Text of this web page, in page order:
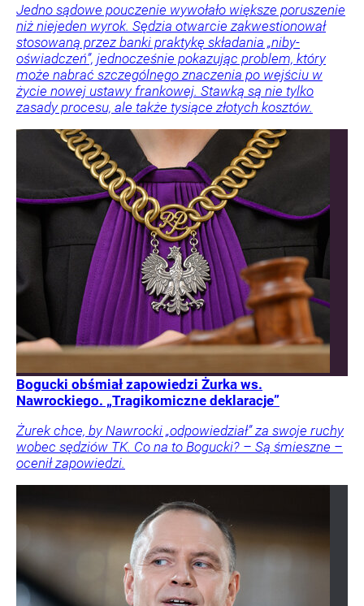
Jedno sądowe pouczenie wywołało większe poruszenie
niż niejeden wyrok. Sędzia otwarcie zakwestionował
stosowaną przez banki praktykę składania „niby-
oświadczeń”, jednocześnie pokazując problem, który
może nabrać szczególnego znaczenia po wejściu w
życie nowej ustawy frankowej. Stawką są nie tylko
zasady procesu, ale także tysiące złotych kosztów.
Bogucki obśmiał zapowiedzi Żurka ws.
Nawrockiego. „Tragikomiczne deklaracje”
Żurek chce, by Nawrocki „odpowiedział” za swoje ruchy
wobec sędziów TK. Co na to Bogucki? – Są śmieszne –
ocenił zapowiedzi.